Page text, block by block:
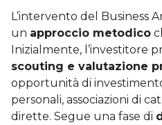
L’intervento del Business
un approccio metodico
Inizialmente, l’investitore
scouting e valutazione
opportunità di
personali, associazioni di
dirette. Segue una fase di